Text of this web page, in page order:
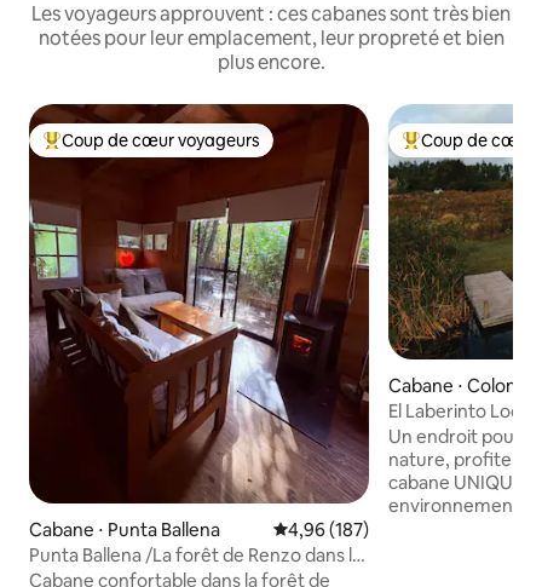
Les voyageurs approuvent : ces cabanes sont très bien
notées pour leur emplacement, leur propreté et bien
plus encore.
Coups de cœur voyageurs les plus appréciés
Coup de cœur voyageurs
Cabane ⋅ Punta Ballena Évaluation moyenne sur la
4,96 (187)
Punta Ballena /La forêt de Renzo dans le
Lussich
Cabane confortable dans la forêt de
Coups de cœur
Coup de cœur
Cabane ⋅ Colonia
mento
El Laberinto
Un endroit pour
nature, profiter et
cabane UNIQUE
environnement